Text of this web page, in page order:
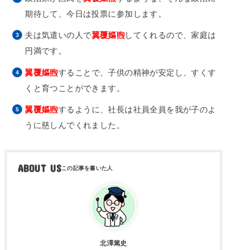
期待して、今日は投票に参加します。
夫は気遣いの人で翼覆嫗煦してくれるので、家庭は
円満です。
翼覆嫗煦することで、子供の精神が安定し、すくす
くと育つことができます。
翼覆嫗煦するように、社長は社員全員を我が子のよ
うに慈しんでくれました。
ABOUT US
北澤篤史